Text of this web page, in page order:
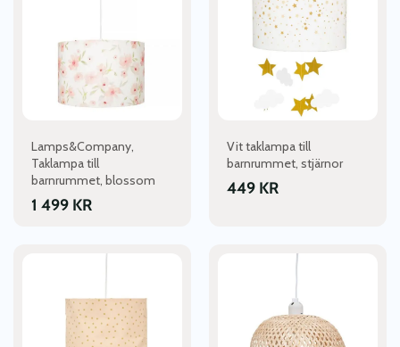
Lamps&Company,
Taklampa till
barnrummet, blossom
1 499 KR
Vit taklampa till
barnrummet, stjärnor
449 KR